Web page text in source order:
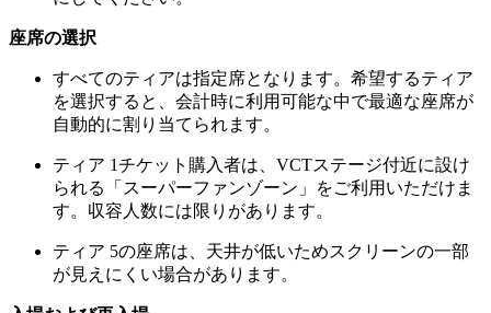
座席の選択
すべてのティアは指定席となります。希望するティア
を選択すると、会計時に利用可能な中で最適な座席が
自動的に割り当てられます。
ティア 1チケット購入者は、VCTステージ付近に設け
られる「スーパーファンゾーン」をご利用いただけま
す。収容人数には限りがあります。
ティア 5の座席は、天井が低いためスクリーンの一部
が見えにくい場合があります。